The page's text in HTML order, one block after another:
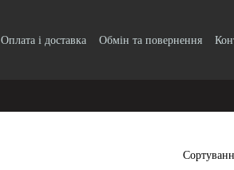
Оплата і доставка Обмін та повернення